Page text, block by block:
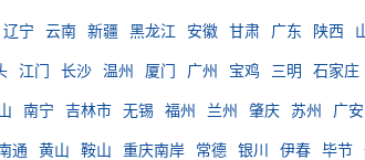
辽宁 云南 新疆 黑龙江 安徽 甘肃 广东 陕西
江门 长沙 温州 厦门 广州 宝鸡 三明 石家庄
南宁 吉林市 无锡 福州 兰州 肇庆 苏州 广安
通 黄山 鞍山 重庆南岸 常德 银川 伊春 毕节